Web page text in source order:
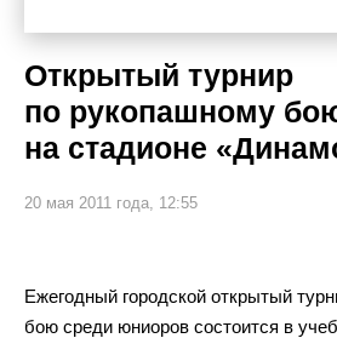
Открытый турнир
по рукопашному
на стадионе
20 мая 2011 года, 12:55
Ежегодный городской открытый
бою среди юниоров состоится в